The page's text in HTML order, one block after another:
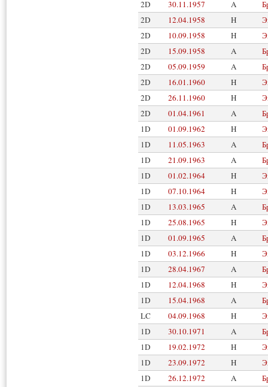
2D 30.11.1957 A
2D
12.04.1958 H
2D
10.09.1958 H
2D
15.09.1958 A
2D
05.09.1959 A
2D
16.01.1960 H
2D
26.11.1960 H
2D
01.04.1961 A
1D
01.09.1962 H
1D
11.05.1963 A
1D
21.09.1963 A
1D
01.02.1964 H
1D
07.10.1964 H
1D
13.03.1965 A
1D
25.08.1965 H
1D
01.09.1965 A
1D
03.12.1966 H
1D
28.04.1967 A
1D
12.04.1968 H
1D
15.04.1968 A
LC
04.09.1968 H
1D
30.10.1971 A
1D
19.02.1972 H
1D
23.09.1972 H
1D
26.12.1972 A